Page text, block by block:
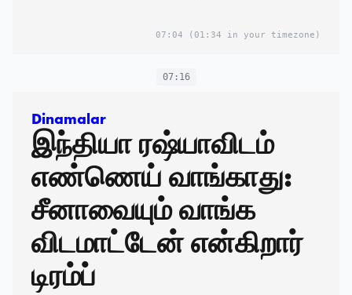
07:04 (01:34 in your timezone)
07:16
Dinamalar
இந்தியா ரஷ்யாவிடம்
எண்ணெய் வாங்காது:
சீனாவையும் வாங்க
விடமாட்டேன் என்கிறார்
டிரம்ப்